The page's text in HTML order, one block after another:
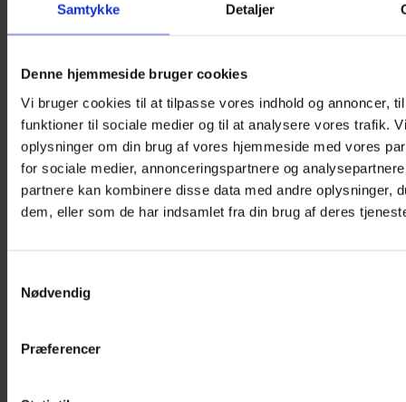
Samtykke Detaljer
Denne hjemmeside bruger cookies
Vi bruger cookies til at tilpasse vores indhold og annoncer,
funktioner til sociale medier og til at analysere vores trafik.
oplysninger om din brug af vores hjemmeside med vores
for sociale medier, annonceringspartnere og
partnere kan kombinere disse data med andre oplysninger,
dem, eller som de har indsamlet fra din brug af deres
Nødvendig
Præferencer